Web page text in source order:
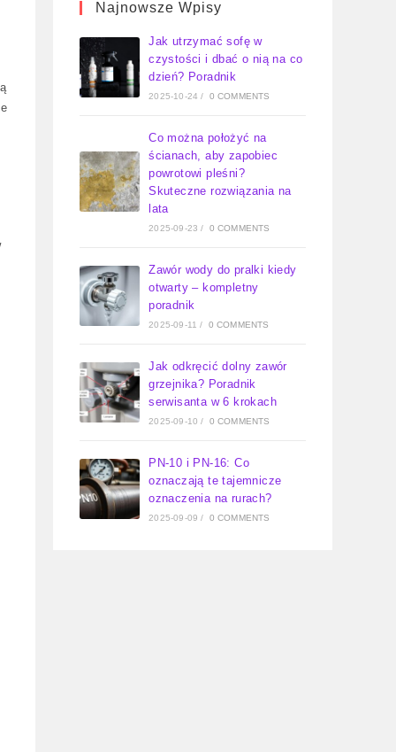
Najnowsze Wpisy
Jak utrzymać sofę w
czystości i dbać o nią na co
dzień? Poradnik
2025-10-24 / 0 COMMENTS
Co można położyć na
ścianach, aby zapobiec
powrotowi pleśni?
Skuteczne rozwiązania na
lata
2025-09-23 / 0 COMMENTS
Zawór wody do pralki kiedy
otwarty – kompletny
poradnik
2025-09-11 / 0 COMMENTS
Jak odkręcić dolny zawór
grzejnika? Poradnik
serwisanta w 6 krokach
2025-09-10 / 0 COMMENTS
PN-10 i PN-16: Co
oznaczają te tajemnicze
oznaczenia na rurach?
2025-09-09 / 0 COMMENTS